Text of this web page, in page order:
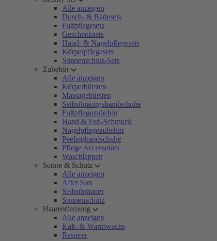
Alle anzeigen
Dusch- & Badesets
Fußpflegesets
Geschenksets
Hand- & Nagelpflegesets
Körperpflegesets
Sonnenschutz-Sets
Zubehör
Alle anzeigen
Körperbürsten
Massagebürsten
Selbstbräungshandschuhe
Fußpflegezubehör
Hand & Fuß-Schmuck
Nagelpflegezubehör
Peelinghandschuhe
Pflege Accessoires
Waschlappen
Sonne & Schutz
Alle anzeigen
After Sun
Selbstbräuner
Sonnenschutz
Haarentfernung
Alle anzeigen
Kalt- & Warmwachs
Rasierer